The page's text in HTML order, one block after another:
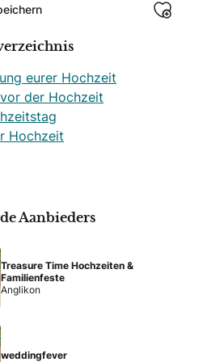
eurer Hochzeit
der Hochzeit
Hochzeit
Aanbieders
Treasure Time Hochzeiten &
Familienfeste
Anglikon
weddingfever